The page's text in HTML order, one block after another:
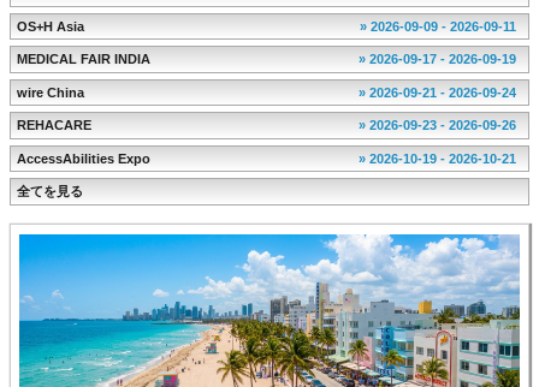
OS+H Asia » 2026-09-09 - 2026-09-11
MEDICAL FAIR INDIA » 2026-09-17 - 2026-09-19
wire China » 2026-09-21 - 2026-09-24
REHACARE » 2026-09-23 - 2026-09-26
AccessAbilities Expo » 2026-10-19 - 2026-10-21
全てを見る